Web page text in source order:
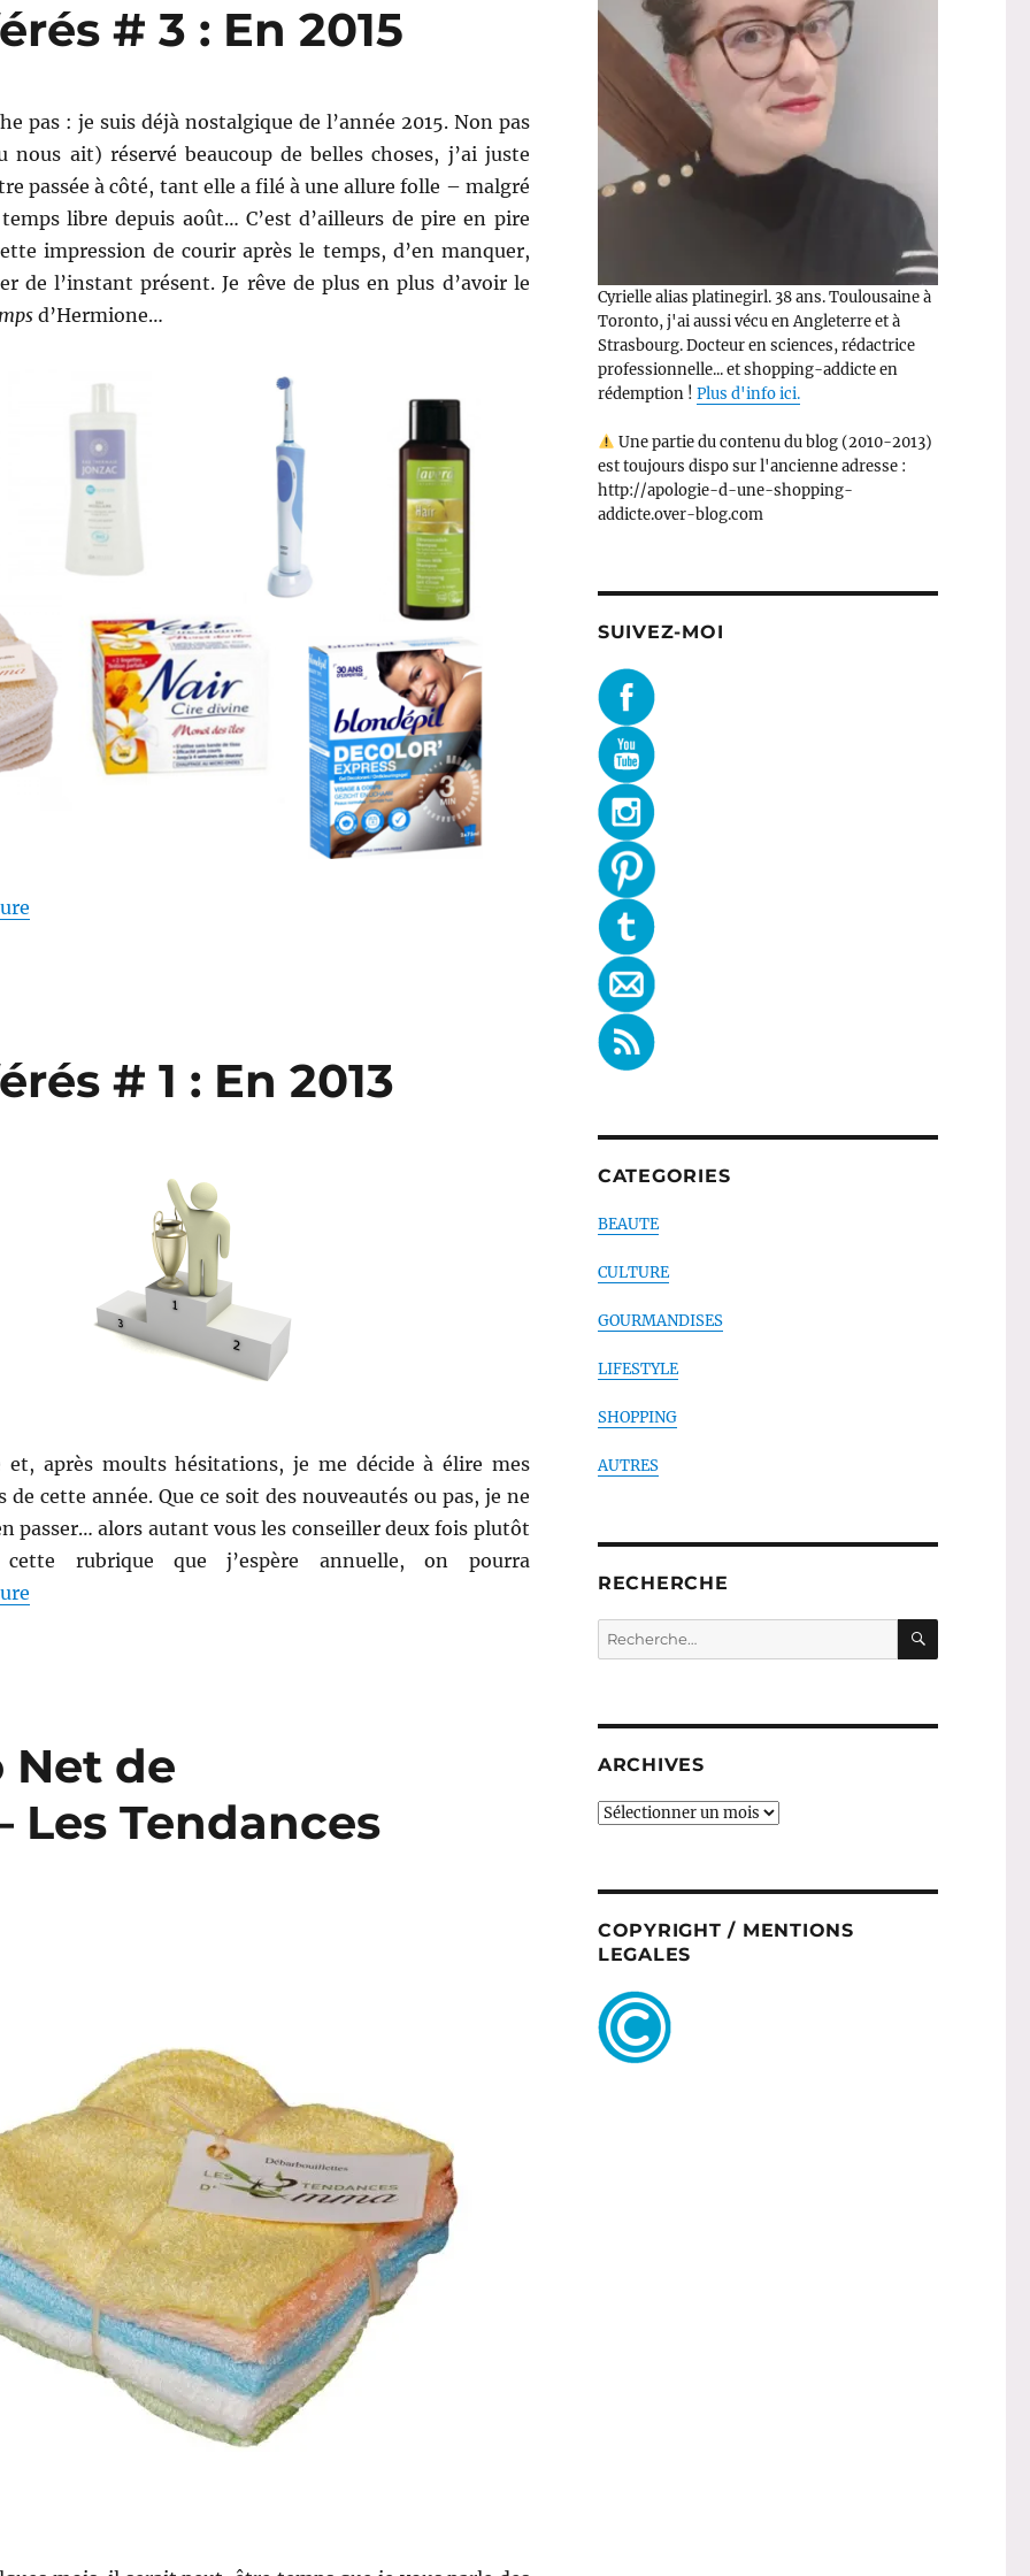
# 3 : En 2015
pas : je suis déjà nostalgique de l’année 2015. Non pas
nous ait) réservé beaucoup de belles choses, j’ai juste
passée à côté, tant elle a filé à une allure folle – malgré
libre depuis août… C’est d’ailleurs de pire en pire
impression de courir après le temps, d’en manquer,
de l’instant présent. Je rêve de plus en plus d’avoir le
d’Hermione…
de « Mes produits préférés # 3 : En 2015 »
# 1 : En 2013
et, après moults hésitations, je me décide à élire mes
de cette année. Que ce soit des nouveautés ou pas, je ne
passer… alors autant vous les conseiller deux fois plutôt
rubrique que j’espère annuelle, on pourra
de « Mes produits préférés # 1 : En 2013 »
Net de
Les Tendances
Cyrielle alias platinegirl. 38 ans. Toulousaine à
Toronto, j'ai aussi vécu en Angleterre et à
Strasbourg. Docteur en sciences, rédactrice
professionnelle... et shopping-addicte en
rédemption ! Plus d'info ici.
Une partie du contenu du blog (2010-2013)
est toujours dispo sur l'ancienne adresse :
http://apologie-d-une-shopping-
addicte.over-blog.com
SUIVEZ-MOI
CATEGORIES
BEAUTE
CULTURE
GOURMANDISES
LIFESTYLE
SHOPPING
AUTRES
RECHERCHE
Recherche
pour :
ARCHIVES
ARCHIVES
COPYRIGHT / MENTIONS
LEGALES